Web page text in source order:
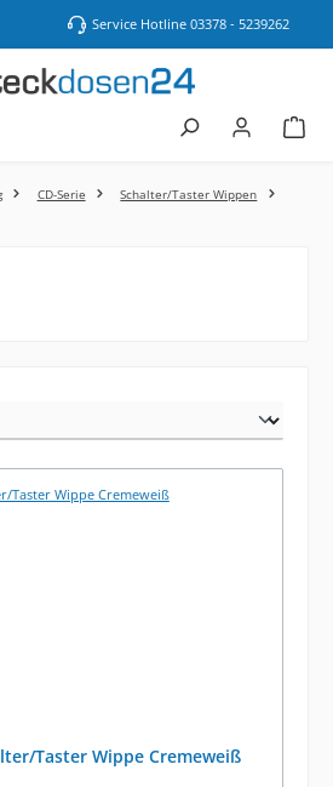
Service Hotline 03378 - 5239262
CD-Serie
Schalter/Taster Wippen
Taster Wippe Cremeweiß